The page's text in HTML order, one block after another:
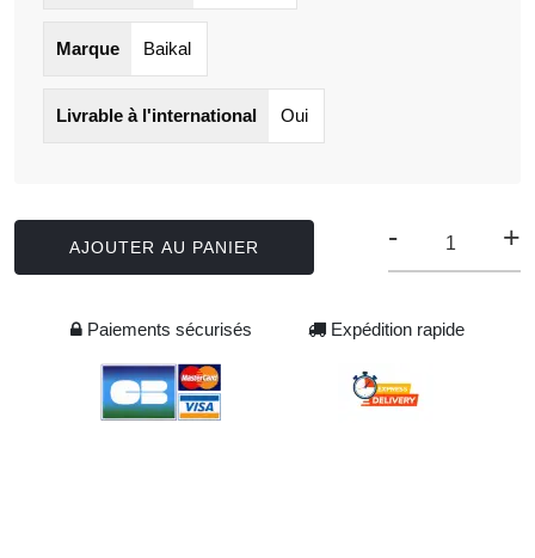
Marque Baikal
Livrable à l'international Oui
AJOUTER AU PANIER - +
Paiements sécurisés Expédition rapide